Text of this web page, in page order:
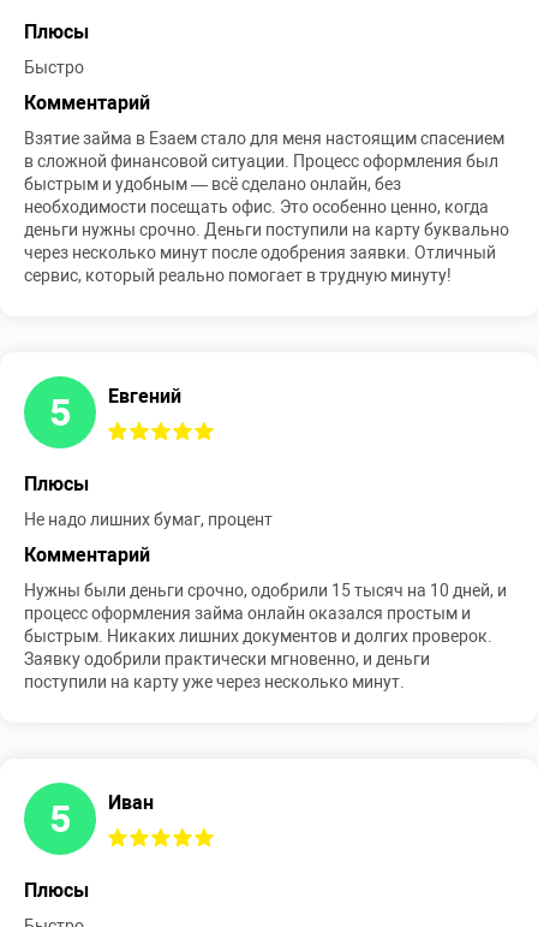
Плюсы
Быстро
Комментарий
Взятие займа в Езаем стало для меня настоящим спасением
в сложной финансовой ситуации. Процесс оформления был
быстрым и удобным — всё сделано онлайн, без
необходимости посещать офис. Это особенно ценно, когда
деньги нужны срочно. Деньги поступили на карту буквально
через несколько минут после одобрения заявки. Отличный
сервис, который реально помогает в трудную минуту!
5 Евгений
Плюсы
Не надо лишних бумаг, процент
Комментарий
Нужны были деньги срочно, одобрили 15 тысяч на 10 дней, и
процесс оформления займа онлайн оказался простым и
быстрым. Никаких лишних документов и долгих проверок.
Заявку одобрили практически мгновенно, и деньги
поступили на карту уже через несколько минут.
5 Иван
Плюсы